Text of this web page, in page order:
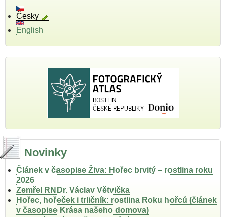
Česky
English
Novinky
Článek v časopise Živa: Hořec brvitý – rostlina roku
2026
Zemřel RNDr. Václav Větvička
Hořec, hořeček i trličník: rostlina Roku hořců (článek
v časopise Krása našeho domova)